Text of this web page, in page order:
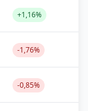
+1,16%
-1,76%
-0,85%